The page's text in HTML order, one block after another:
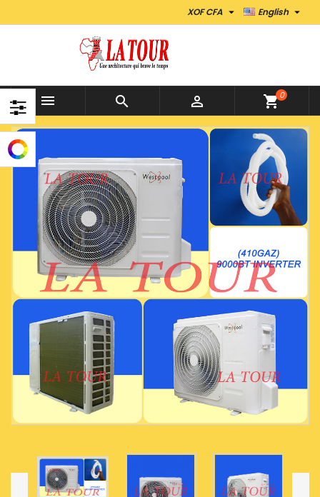
English 
XOF CFA 
   shopping_cart0